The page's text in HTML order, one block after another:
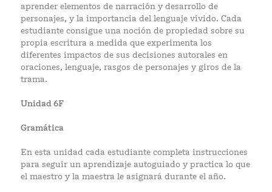
aprender elementos de narración y desarrollo de
personajes, y la importancia del lenguaje vívido. Cada
estudiante consigue una noción de propiedad sobre su
propia escritura a medida que experimenta los
diferentes impactos de sus decisiones autorales en
oraciones, lenguaje, rasgos de personajes y giros de la
trama.
Unidad 6F
Gramática
En esta unidad cada estudiante completa instrucciones
para seguir un aprendizaje autoguiado y practica lo que
el maestro y la maestra le asignará durante el año.